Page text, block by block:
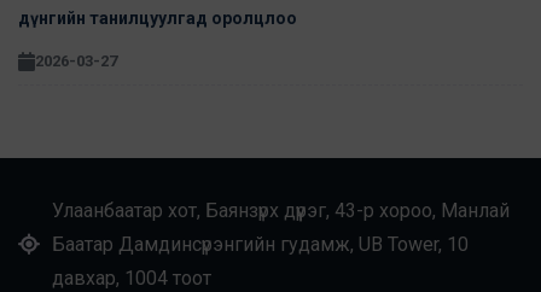
дүнгийн танилцуулгад оролцлоо
2026-03-27
Улаанбаатар хот, Баянзүрх дүүрэг, 43-р хороо, Манлай
Баатар Дамдинсүрэнгийн гудамж, UB Tower, 10
давхар, 1004 тоот